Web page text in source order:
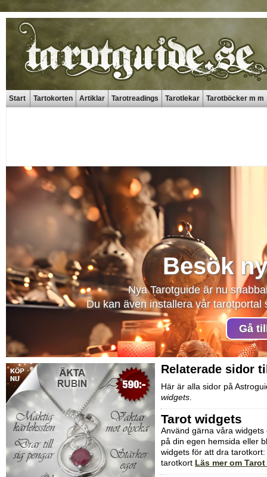
Start Tartokorten Artiklar Tarotreadings Tarotlekar Tarotböcker m m
Besök
Nya Tarotguide är nu
Du kan även installera vår
Gå
Relaterade sidor
Här är alla sidor på
widgets
Tarot widgets
Använd gärna våra
på din egen hemsida eller
widgets för att dra
tarotkort Läs mer om